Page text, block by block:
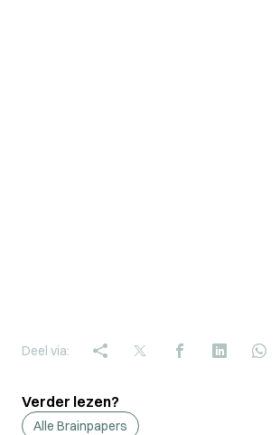
Deel via:
Verder lezen?
Alle Brainpapers